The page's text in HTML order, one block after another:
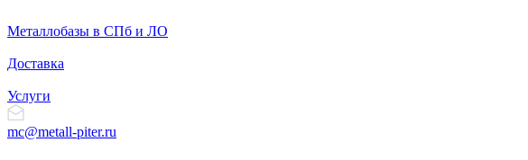
Металлобазы в СПб и ЛО
Доставка
Услуги
mc@metall-piter.ru